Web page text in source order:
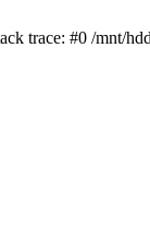
trace: #0 /mnt/